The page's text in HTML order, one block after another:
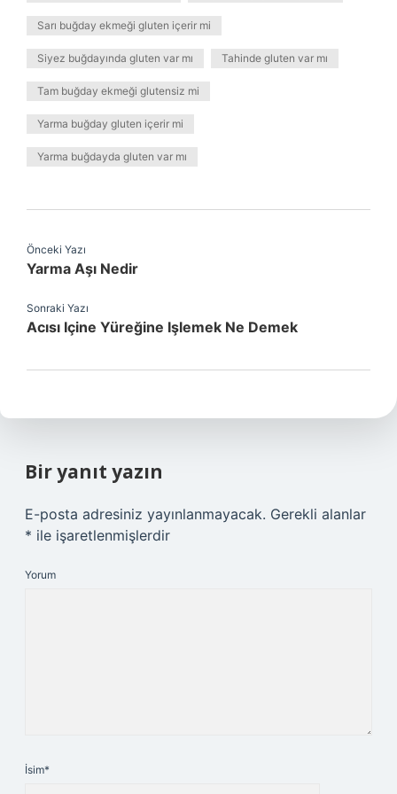
Sarı buğday ekmeği gluten içerir mi
Siyez buğdayında gluten var mı Tahinde gluten var mı
Tam buğday ekmeği glutensiz mi
Yarma buğday gluten içerir mi
Yarma buğdayda gluten var mı
Önceki Yazı
Yarma Aşı Nedir
Sonraki Yazı
Acısı Içine Yüreğine Işlemek Ne Demek
Bir yanıt yazın
E-posta adresiniz yayınlanmayacak. Gerekli alanlar
* ile işaretlenmişlerdir
Yorum
İsim*